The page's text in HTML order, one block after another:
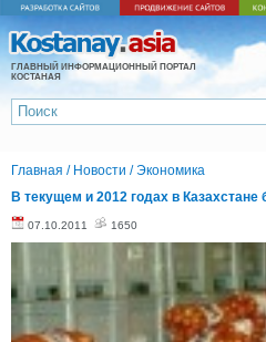
ГЛАВНЫЙ ИНФОРМАЦИОННЫЙ ПОРТАЛ
КОСТАНАЯ
Главная / Новости /Экономика
В текущем и 2012 годах в
07.10.2011 1650